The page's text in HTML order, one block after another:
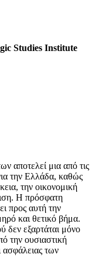
Studies Institute
αποτελεί μια από τις
την Ελλάδα, καθώς
την οικονομική
Η πρόσφατη
προς αυτή την
και θετικό βήμα.
δεν εξαρτάται μόνο
την ουσιαστική
ασφάλειας των